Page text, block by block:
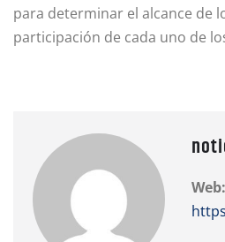
para determinar el alcance de
participación de cada uno de
Web: